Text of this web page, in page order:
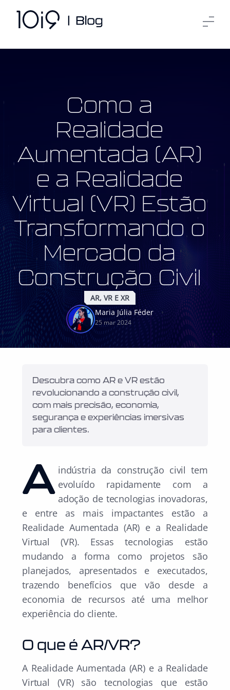
Como a
Realidade
Aumentada (AR)
e a Realidade
Virtual (VR) Estão
Transformando o
Mercado da
Construção Civil
AR, VR E XR
Maria Júlia Féder
25 mar 2024
Descubra como AR e VR estão
revolucionando a construção civil,
com mais precisão, economia,
segurança e experiências imersivas
para clientes.
A indústria da construção civil tem evoluído rapidamente com a
adoção de tecnologias inovadoras,
e entre as mais impactantes estão a
Realidade Aumentada (AR) e a Realidade
Virtual (VR). Essas tecnologias estão
mudando a forma como projetos são
planejados, apresentados e executados,
trazendo benefícios que vão desde a
economia de recursos até uma melhor
experiência do cliente.
O que é AR/VR?
A Realidade Aumentada (AR) e a Realidade
Virtual (VR) são tecnologias que estão